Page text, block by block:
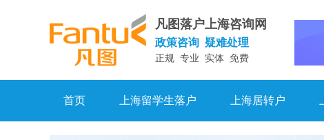
凡图落户上海咨询网
政策咨询 疑难处理
正规 专业 实体 免费
首页 上海留学生落户 上海居转户